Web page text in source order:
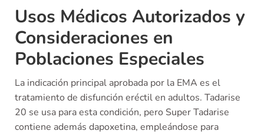
Usos Médicos Autorizados y
Consideraciones en
Poblaciones Especiales
La indicación principal aprobada por la EMA es el
tratamiento de disfunción eréctil en adultos. Tadarise
20 se usa para esta condición, pero Super Tadarise
contiene además dapoxetina, empleándose para